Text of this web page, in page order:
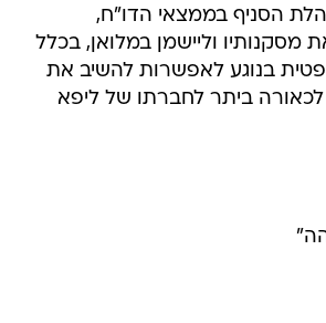
הסניף בממצאי הדו"ח,
מסקנותיו וליישמן במלואן, בכלל
בנוגע לאפשרות להשיב את
ביתר לחברתו של ליפא